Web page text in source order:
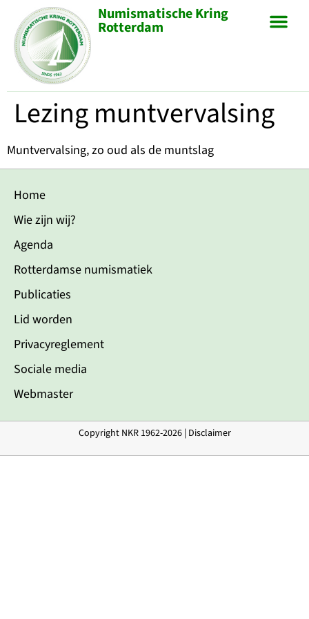
Numismatische Kring
Rotterdam
Lezing muntvervalsing
Muntvervalsing, zo oud als de muntslag
Home
Wie zijn wij?
Agenda
Rotterdamse numismatiek
Publicaties
Lid worden
Privacyreglement
Sociale media
Webmaster
Copyright NKR 1962-2026 | Disclaimer